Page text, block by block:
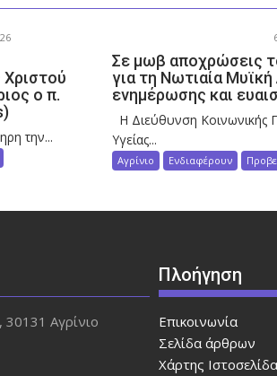
ο π.
την...
Σε μωβ αποχρώσεις
για τη Νωτιαία
ενημέρωσης και
Η Διεύθυνση Κοινωνικής
Υγείας...
Αγρίνιο Ενδιαφέρουν
Αγρίνιο
Πλοήγηση
Επικοινωνία
Σελίδα άρθρων
Χάρτης